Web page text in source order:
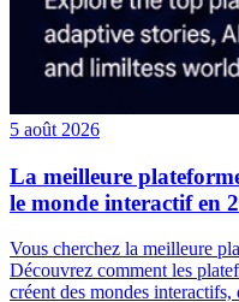
5 août 2026
La meilleure
le monde interactif en
Vous cherchez la meilleure
Découvrez comment les
créent des mondes interactifs,